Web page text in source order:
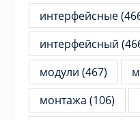
интерфейсные
интерфейсный
модули (467)
монтажа (106)